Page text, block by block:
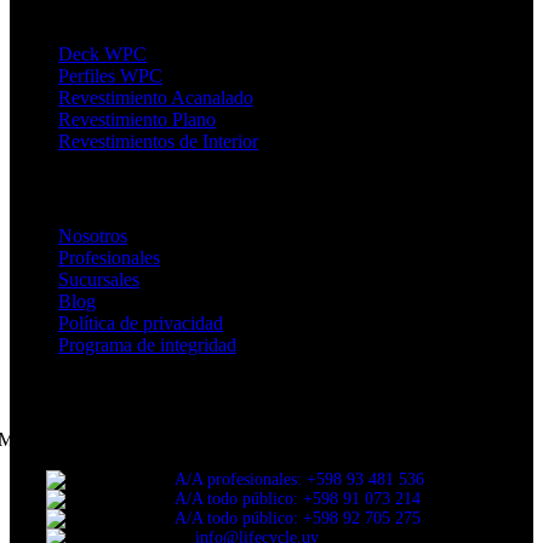
Deck WPC
Perfiles WPC
Revestimiento Acanalado
Revestimiento Plano
Revestimientos de Interior
Nosotros
Profesionales
Sucursales
Blog
Política de privacidad
Programa de integridad
A/A profesionales: +598 93 481 536
A/A todo público: +598 91 073 214
A/A todo público: +598 92 705 275
info@lifecycle.uy